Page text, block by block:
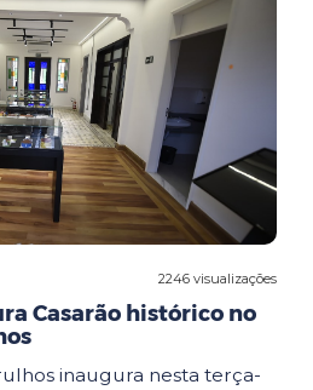
2246 visualizações
Casarão histórico no
inaugura nesta terça-